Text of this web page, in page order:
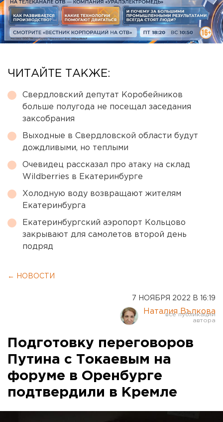
ЧИТАЙТЕ ТАКЖЕ:
Свердловский депутат Коробейников
больше полугода не посещал заседания
заксобрания
Выходные в Свердловской области будут
дождливыми, но теплыми
Очевидец рассказал про атаку на склад
Wildberries в Екатеринбурге
Холодную воду возвращают жителям
Екатеринбурга
Екатеринбургский аэропорт Кольцово
закрывают для самолетов второй день
подряд
← НОВОСТИ
7 НОЯБРЯ 2022 В 16:19
Наталия Вълкова
Подготовку переговоров
Путина с Токаевым на
форуме в Оренбурге
подтвердили в Кремле